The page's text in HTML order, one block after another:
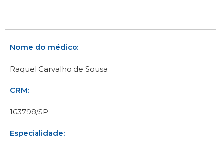
Nome do médico:
Raquel Carvalho de Sousa
CRM:
163798/SP
Especialidade: